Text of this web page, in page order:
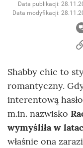
Data publikacji:
Data modyfikacji:
Shabby chic to
romantyczny.
interentową
m.in. nazwisko
wymyśliła w
właśnie ona